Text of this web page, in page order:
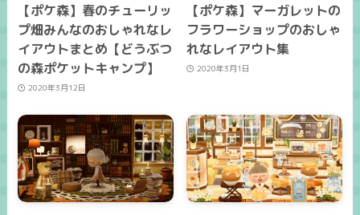
【ポケ森】春のチューリッ
プ畑みんなのおしゃれなレ
イアウトまとめ【どうぶつ
の森ポケットキャンプ】
2020年3月12日
【ポケ森】マーガレットの
フラワーショップのおしゃ
れなレイアウト集
2020年3月1日